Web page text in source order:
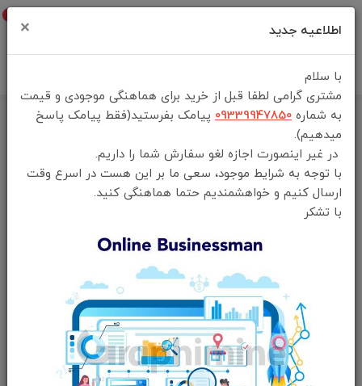
خانه
فهرست محصولات
wash gun
اطلاعیه جدید ×
با سلام
مشتری گرامی لطفا قبل از خرید برای هماهنگی موجودی و قیمت
به شماره 09339947850 پیامک بفرستید(فقط پیامک پاسخ
میدهیم).
در غیر اینصورت اجازه لغو سفارش شما را داریم.
با توجه به شرایط موجود، سعی ما بر این هست در اسرع وقت
ارسال کنیم و خواهشمندیم حتما هماهنگی کنید.
با تشکر